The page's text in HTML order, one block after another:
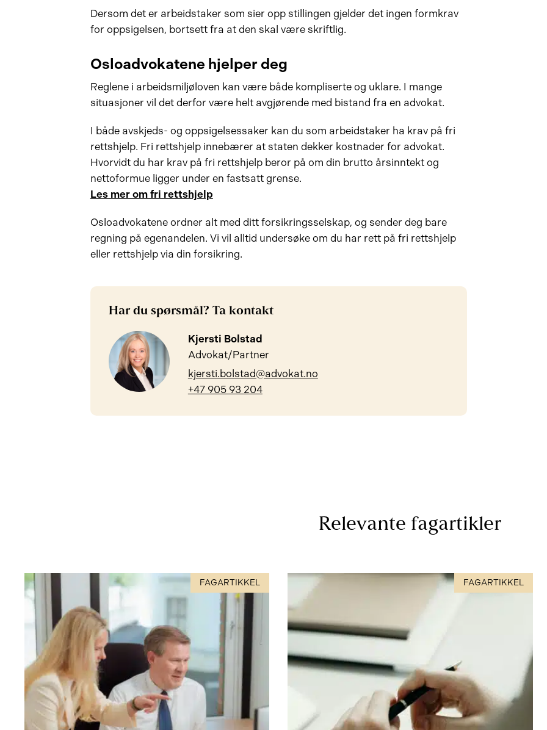
Dersom det er arbeidstaker som sier opp stillingen gjelder det ingen formkrav
for oppsigelsen, bortsett fra at den skal være skriftlig.
Osloadvokatene hjelper deg
Reglene i arbeidsmiljøloven kan være både kompliserte og uklare. I mange
situasjoner vil det derfor være helt avgjørende med bistand fra en advokat.
I både avskjeds- og oppsigelsessaker kan du som arbeidstaker ha krav på fri
rettshjelp. Fri rettshjelp innebærer at staten dekker kostnader for advokat.
Hvorvidt du har krav på fri rettshjelp beror på om din brutto årsinntekt og
nettoformue ligger under en fastsatt grense.
Les mer om fri rettshjelp
Osloadvokatene ordner alt med ditt forsikringsselskap, og sender deg bare
regning på egenandelen. Vi vil alltid undersøke om du har rett på fri rettshjelp
eller rettshjelp via din forsikring.
Har du spørsmål? Ta kontakt
Kjersti Bolstad
Advokat/Partner
kjersti.bolstad@advokat.no
+47 905 93 204
Relevante fagartikler
FAGARTIKKEL FAGARTIKKEL